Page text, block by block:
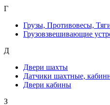
Г
Грузы, Противовесы,
Грузовзвешивающие
Д
Двери шахты
Датчики шахтные,
Двери кабины
З